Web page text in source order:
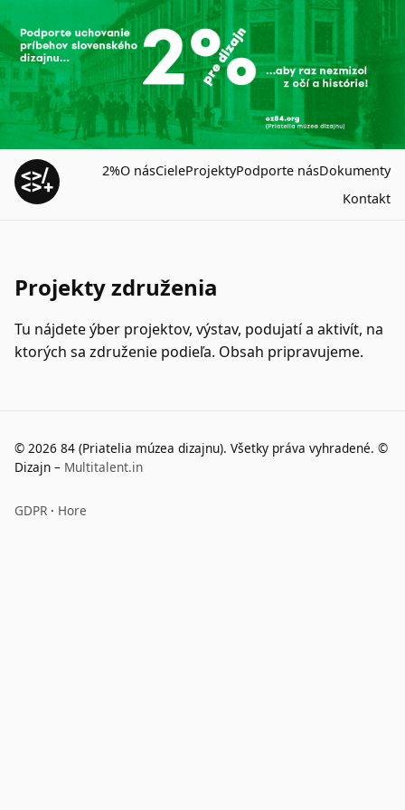
2%O násCieleProjektyPodporte násDokumenty
Kontakt
Projekty združenia
Tu nájdete ýber projektov, výstav, podujatí a aktivít, na
ktorých sa združenie podieľa. Obsah pripravujeme.
© 2026 84 (Priatelia múzea dizajnu). Všetky práva vyhradené. ©
Dizajn – Multitalent.in
GDPR · Hore